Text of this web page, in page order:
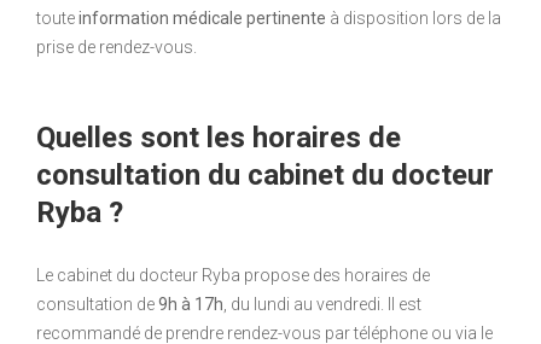
touteinformation médicale pertinente à disposition lors de la
prise de rendez-vous.
Quelles sont les horaires de
consultation du cabinet du docteur
Ryba ?
Le cabinet du docteur Ryba propose des horaires de
consultation de9h à 17h , du lundi au vendredi. Il est
recommandé de prendre rendez-vous par téléphone ou via le